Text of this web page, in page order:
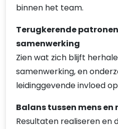
binnen het team.
Terugkerende
samenwerking
Zien wat zich blijft
samenwerking, en
leidinggevende invloed
Balans tussen mens
Resultaten realiseren en